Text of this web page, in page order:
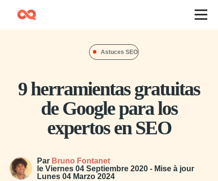
Astuces SEO
9 herramientas gratuitas
de Google para los
expertos en SEO
Par Bruno Fontanet
le Viernes 04 Septiembre 2020 - Mise à jour
Lunes 04 Marzo 2024